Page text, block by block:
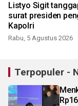
Listyo Sigit
surat presiden
Kapolri
Rabu, 5 Agustus 2026
Terpopuler -